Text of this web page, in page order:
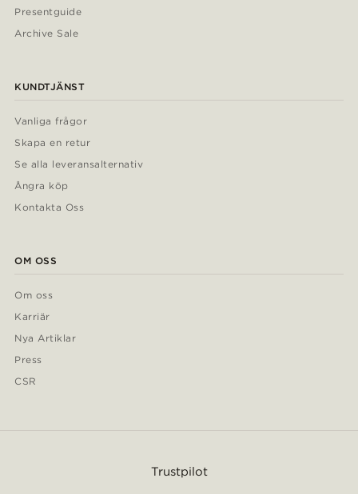
Presentguide
Archive Sale
KUNDTJÄNST
Vanliga frågor
Skapa en retur
Se alla leveransalternativ
Ångra köp
Kontakta Oss
OM OSS
Om oss
Karriär
Nya Artiklar
Press
CSR
Trustpilot